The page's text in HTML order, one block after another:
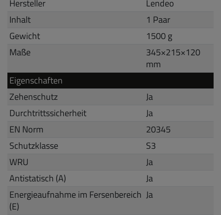
Hersteller
Lendeo
Inhalt
1 Paar
Gewicht
1500 g
Maße
345×215×120
mm
Eigenschaften
Zehenschutz
Ja
Durchtrittssicherheit
Ja
EN Norm
20345
Schutzklasse
S3
WRU
Ja
Antistatisch (A)
Ja
Energieaufnahme im Fersenbereich
(E)
Ja